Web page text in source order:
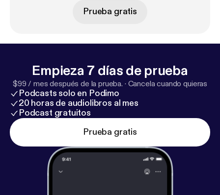
Prueba gratis
Empieza 7 días de prueba
$99 / mes después de la prueba. · Cancela cuando quieras
Podcasts solo en Podimo
20 horas de audiolibros al mes
Podcast gratuitos
Prueba gratis